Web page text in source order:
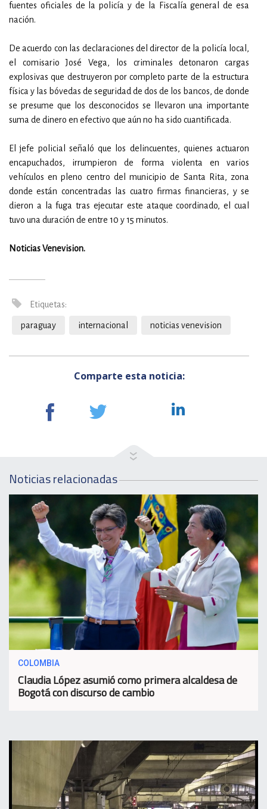
fuentes oficiales de la policía y de la Fiscalía general de esa
nación.
De acuerdo con las declaraciones del director de la policía local,
el comisario José Vega, los criminales detonaron cargas
explosivas que destruyeron por completo parte de la estructura
física y las bóvedas de seguridad de dos de los bancos, de donde
se presume que los desconocidos se llevaron una importante
suma de dinero en efectivo que aún no ha sido cuantificada.
El jefe policial señaló que los delincuentes, quienes actuaron
encapuchados, irrumpieron de forma violenta en varios
vehículos en pleno centro del municipio de Santa Rita, zona
donde están concentradas las cuatro firmas financieras, y se
dieron a la fuga tras ejecutar este ataque coordinado, el cual
tuvo una duración de entre 10 y 15 minutos.
Noticias Venevision.
Etiquetas:
paraguay internacional noticias venevision
Comparte esta noticia:
Noticias relacionadas
COLOMBIA
Claudia López asumió como primera alcaldesa de
Bogotá con discurso de cambio